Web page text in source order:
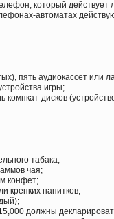
который
автоматах
пять аудиокассет или
игры;
компкат-дисков
табака;
чая;
конфет;
крепких напитков;
должны